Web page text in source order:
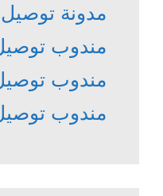
مدونة
مندوب
مندوب
مندوب